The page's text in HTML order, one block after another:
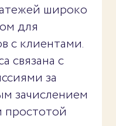
широко
для
с клиентами.
связана с
за
зачислением
простотой